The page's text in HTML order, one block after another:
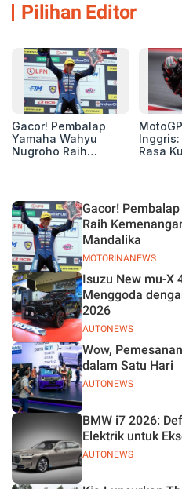
Pilihan Editor
Gacor! Pembalap
Yamaha Wahyu
Nugroho Raih
Rasa
MOTORINANEWS
Gacor!
Raih
Mandalika
AUTONEWS
Isuzu New mu-X
Menggoda
2026
AUTONEWS
Wow,
dalam Satu Hari
AUTONEWS
BMW i7 2026:
Elektrik untuk